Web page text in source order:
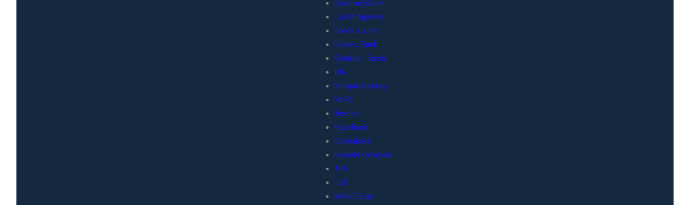
Commerzbank
Crédit Agricole
Crédit Suisse
Danske Bank
Goldman Sachs
ING
Morgan Stanley
MUFG
Nordea
Rabobank
Scotiabank
Société Générale
TDS
UOB
Wells Fargo